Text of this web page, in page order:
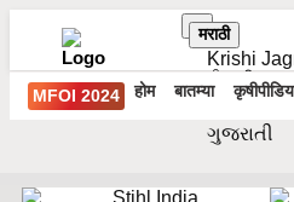
MFOI 2024 होम बातम्या
मराठी
Krishi
ਪੰਜਾਬੀ
ಕನ್ನಡ
ગુજરાતી